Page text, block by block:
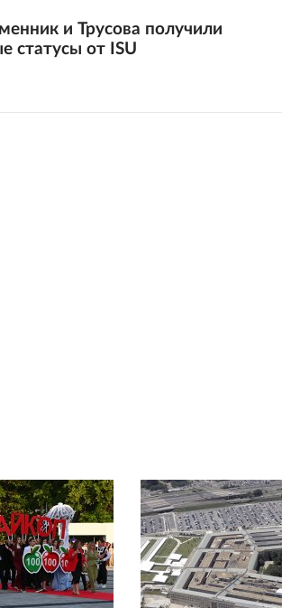
и Трусова получили
статусы от ISU